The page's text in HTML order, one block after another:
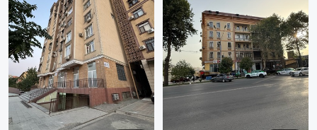
Участок
3объявлений 3
Коммерческую недвижимость
20объявлений